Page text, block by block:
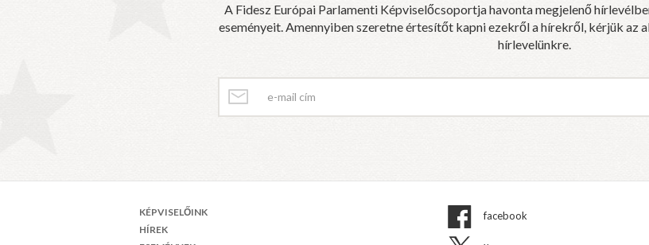
A Fidesz Európai Parlamenti Képviselőcsoportja havonta megjelenő
eseményeit. Amennyiben szeretne értesítőt kapni ezekről a hírekről, kérjük
hírlevelünkre.
KÉPVISELŐINK
HÍREK
facebook